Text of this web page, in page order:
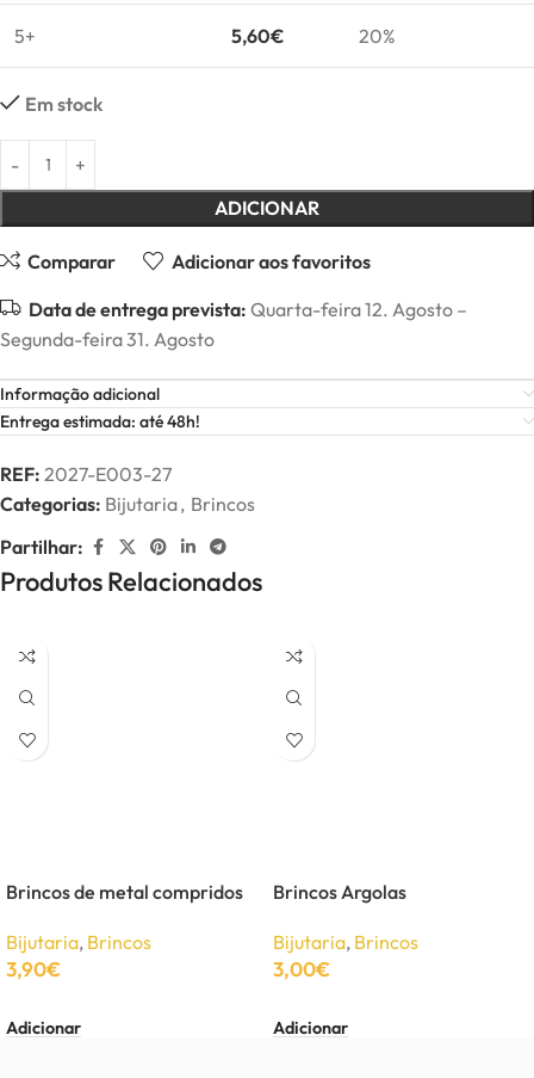
5+ 5,60€ 20%
Em stock
ADICIONAR
Comparar Adicionar aos favoritos
Data de entrega prevista: Quarta-feira 12. Agosto –
Segunda-feira 31. Agosto
Informação adicional
Entrega estimada: até 48h!
REF: 2027-E003-27
Categorias: Bijutaria, Brincos
Partilhar:
Produtos Relacionados
Brincos de metal compridos
Bijutaria, Brincos
3,90€
Adicionar
Brincos Argolas
Bijutaria, Brincos
3,00€
Adicionar